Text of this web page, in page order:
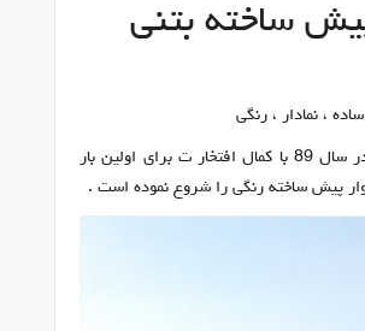
ساخته بتنی
، نمادار ، رنگی
شرکت امیر کردستان در سال 89 با کمال افتخار ت برای اولین بار
پیش ساخته رنگی را شروع نموده است .